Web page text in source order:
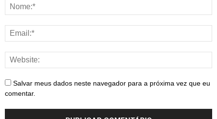
Salvar meus dados neste navegador para a próxima vez que eu
comentar.